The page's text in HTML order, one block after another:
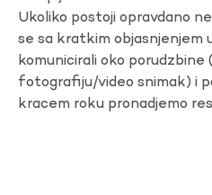
Ukoliko postoji opravdano
se sa kratkim objasnjenjem
komunicirali oko porudzbine
fotografiju/video snimak) i
kracem roku pronadjemo